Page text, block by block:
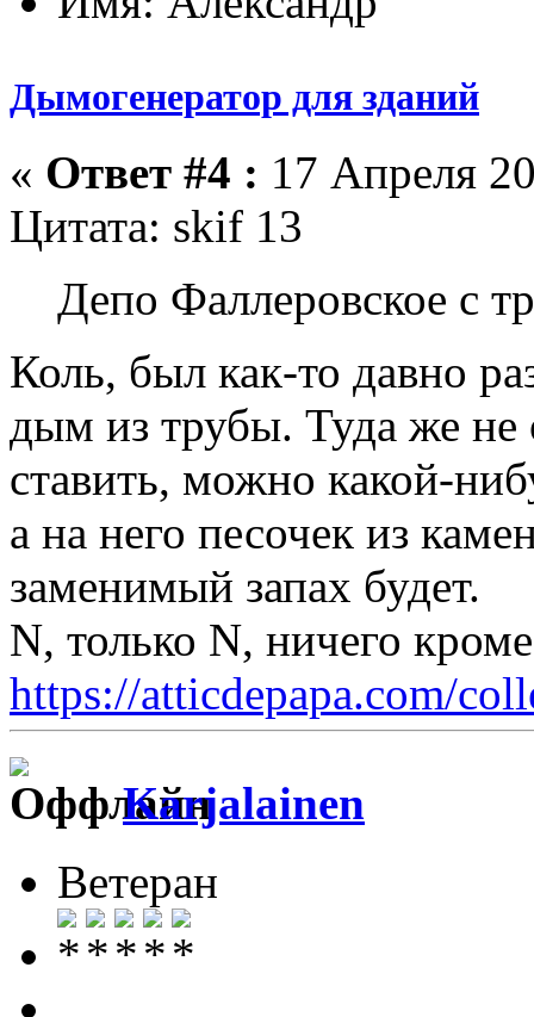
Дымогенератор для зданий
« Ответ #4 : 17 Апреля
Цитата: skif 13
Депо Фаллеровское с
Коль, был как-то давно
дым из трубы. Туда же не
ставить, можно какой-
а на него песочек из
заменимый запах будет.
N, только N, ничего
https://atticdepapa.com/
Karjalainen
Ветеран